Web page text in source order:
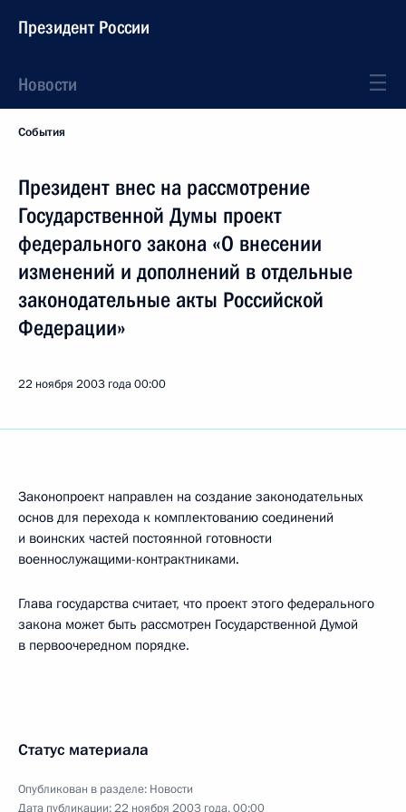
Президент России
Новости
События
Президент внес на рассмотрение
Государственной Думы проект
федерального закона «О внесении
изменений и дополнений в отдельные
законодательные акты Российской
Федерации»
22 ноября 2003 года00:00
Законопроект направлен на создание законодательных
основ для перехода к комплектованию соединений
и воинских частей постоянной готовности
военнослужащими-контрактниками.
Глава государства считает, что проект этого федерального
закона может быть рассмотрен Государственной Думой
в первоочередном порядке.
Статус материала
Опубликован в разделе: Новости
Дата публикации:22 ноября 2003 года, 00:00